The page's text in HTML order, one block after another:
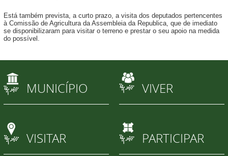
Está também prevista, a curto prazo, a visita dos deputados pertencentes
à Comissão de Agricultura da Assembleia da Republica, que de imediato
se disponibilizaram para visitar o terreno e prestar o seu apoio na medida
do possível.
MUNICÍPIO VIVER
VISITAR PARTICIPAR